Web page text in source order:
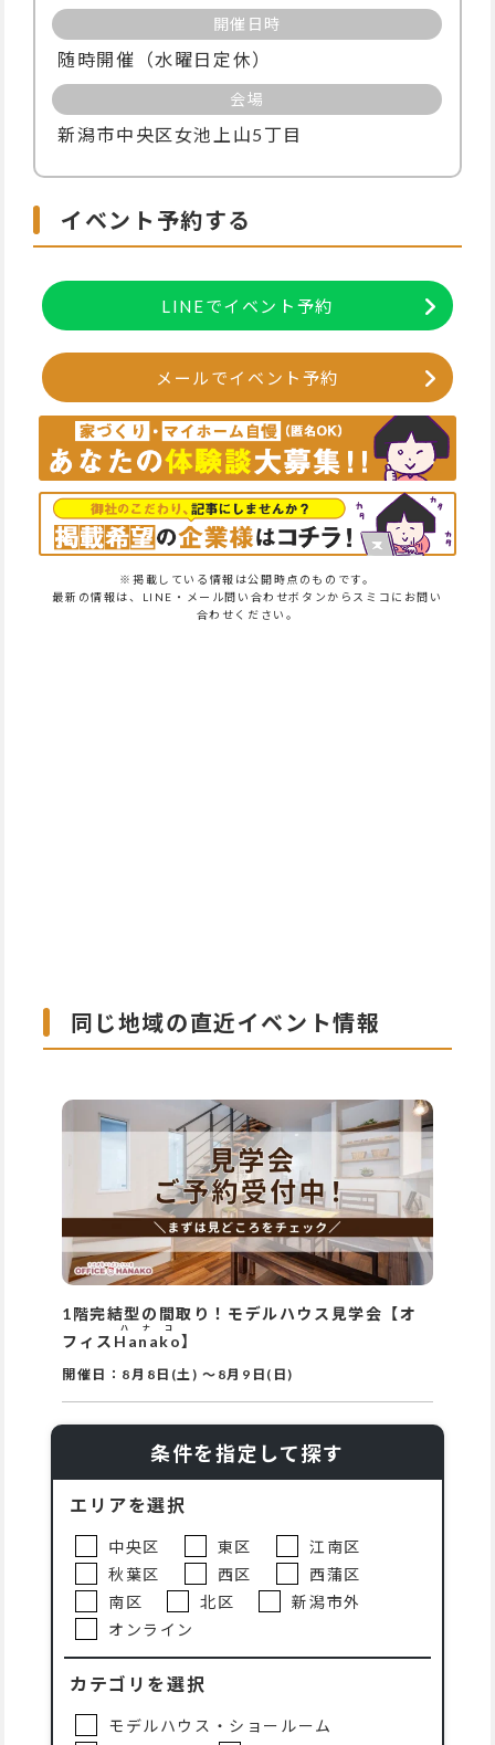
開催日時
随時開催（水曜日定休）
会場
新潟市中央区女池上山5丁目
イベント予約する
LINEでイベント予約
メールでイベント予約
※掲載している情報は公開時点のものです。
最新の情報は、LINE・メール問い合わせボタンからスミコにお問い
合わせください。
同じ地域の直近イベント情報
1階完結型の間取り！モデルハウス見学会【オ
フィス Hanako
ハナコ
】
開催日： 8月8日(土) ～ 8月9日(日)
条件を指定して探す
エリアを選択
中央区 東区
江南区
秋葉区
西区
西蒲区
南区
北区
新潟市外
オンライン
カテゴリを選択
モデルハウス・ショールーム